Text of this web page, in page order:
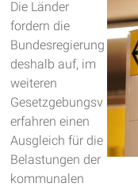
Die Länder
fordern die
Bundesregierung
deshalb auf, im
weiteren
Gesetzgebungsv
erfahren einen
Ausgleich für die
Belastungen der
kommunalen